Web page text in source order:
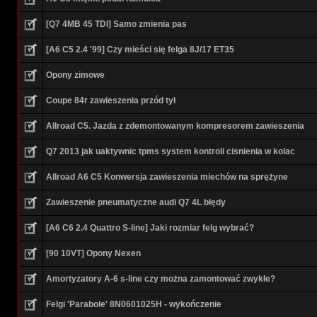
[Q7 4MB 45 TDI] Samo zmienia pas
[A6 C5 2.4 '99] Czy mieści się felga 8J/17 ET35
Opony zimowe
Coupe 84r zawieszenia przód tył
Allroad C5. Jazda z zdemontowanym kompresorem zawieszenia
Q7 2013 jak uaktywnic tpms system kontroli cisnienia w kolac
Allroad A6 C5 Konwersja zawieszenia miechów na sprężyne
Zawieszenie pneumatyczne audi Q7 4L błędy
[A6 C6 2.4 Quattro S-line] Jaki rozmiar felg wybrać?
[90 10VT] Opony Nexen
Amortyzatory A-6 s-line czy można zamontować zwykłe?
Felgi 'Parabole' 8N0601025H - wykończenie